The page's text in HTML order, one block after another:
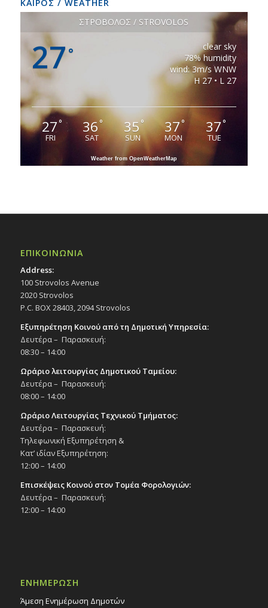
ΚΑΙΡΟΣ / WEATHER
ΣΤΡΟΒΟΛΟΣ / STROVOLOS
27 °
clear sky
78% humidity
wind: 3m/s WNW
H 27 • L 27
27°
FRI
36°
SAT
35°
SUN
37°
MON
37°
TUE
Weather from OpenWeatherMap
ΕΠΙΚΟΙΝΩΝΙΑ
Address:
100 Strovolos Avenue
2020 Strovolos
P.C. BOX 28403, 2094 Strovolos
Εξυπηρέτηση Κοινού από τη Δημοτική Υπηρεσία:
Δευτέρα – Παρασκευή:
08:30 – 14:00
Ωράριο λειτουργίας Δημοτικού Ταμείου:
Δευτέρα – Παρασκευή:
08:00 – 14:00
Ωράριο Λειτουργίας Τεχνικού Τμήματος:
Δευτέρα – Παρασκευή:
Τηλεφωνική Εξυπηρέτηση &
Κατ’ ιδίαν Εξυπηρέτηση:
12:00 – 14:00
Επισκέψεις Κοινού στον Τομέα Φορολογιών:
Δευτέρα – Παρασκευή:
12:00 – 14:00
ΕΝΗΜΕΡΩΣΗ
Άμεση Ενημέρωση Δημοτών